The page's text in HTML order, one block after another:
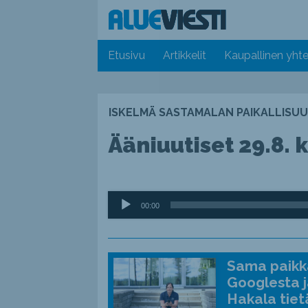
Etusivu Artikkelit Kaupallinen
ISKELMÄ SASTAMALAN
Ääniuutiset 29.8.
Äänitoistin
00:00
Sama
Googlesta
Hakala